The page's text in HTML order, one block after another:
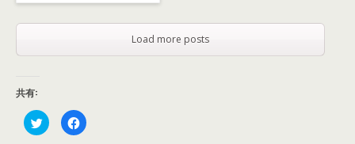
Load more posts
共有:
ク
リ
F
a